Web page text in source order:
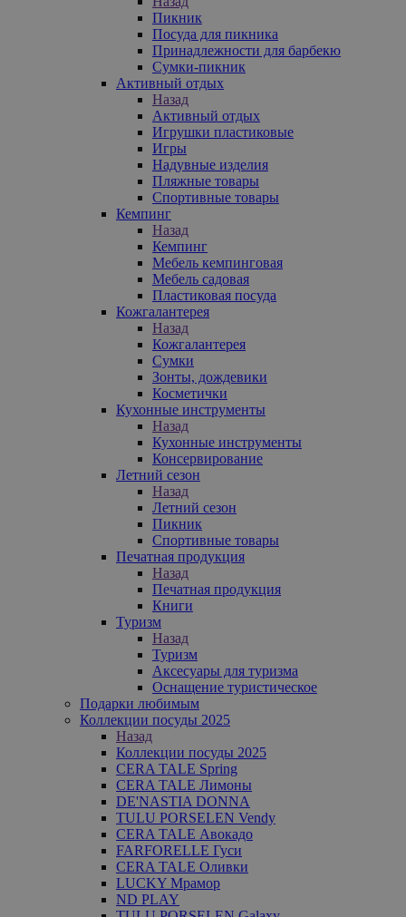
Пикник
Посуда для пикника
Принадлежности для барбекю
Сумки-пикник
Активный отдых
Назад
Активный отдых
Игрушки пластиковые
Игры
Надувные изделия
Пляжные товары
Спортивные товары
Кемпинг
Назад
Кемпинг
Мебель кемпинговая
Мебель садовая
Пластиковая посуда
Кожгалантерея
Назад
Кожгалантерея
Сумки
Зонты, дождевики
Косметички
Кухонные инструменты
Назад
Кухонные инструменты
Консервирование
Летний сезон
Назад
Летний сезон
Пикник
Спортивные товары
Печатная продукция
Назад
Печатная продукция
Книги
Туризм
Назад
Туризм
Аксесуары для туризма
Оснащение туристическое
Подарки любимым
Коллекции посуды 2025
Назад
Коллекции посуды 2025
CERA TALE Spring
CERA TALE Лимоны
DE'NASTIA DONNA
TULU PORSELEN Vendy
CERA TALE Авокадо
FARFORELLE Гуси
CERA TALE Оливки
LUCKY Мрамор
ND PLAY